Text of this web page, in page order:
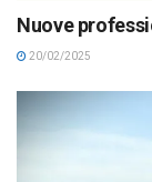
Nuove
20/02/2025